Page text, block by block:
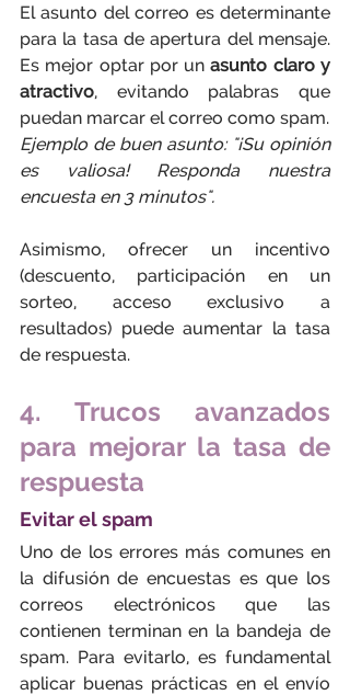
El asunto del correo es determinante
para la tasa de apertura del mensaje.
Es mejor optar por un asunto claro y
atractivo, evitando palabras que
puedan marcar el correo como spam.
Ejemplo de buen asunto: "¡Su opinión
es valiosa! Responda nuestra
encuesta en 3 minutos".
Asimismo, ofrecer un incentivo
(descuento, participación en un
sorteo, acceso exclusivo a
resultados) puede aumentar la tasa
de respuesta.
4. Trucos avanzados
para mejorar la tasa de
respuesta
Evitar el spam
Uno de los errores más comunes en
la difusión de encuestas es que los
correos electrónicos que las
contienen terminan en la bandeja de
spam. Para evitarlo, es fundamental
aplicar buenas prácticas en el envío